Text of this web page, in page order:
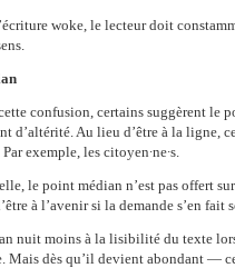
woke, le lecteur doit
confusion, certains suggèrent le
d’altérité. Au lieu d’être à la ligne,
exemple, les citoyen∙ne∙s.
le point médian n’est pas offert
à l’avenir si la demande s’en fait
nuit moins à la lisibilité du texte
Mais dès qu’il devient abondant —